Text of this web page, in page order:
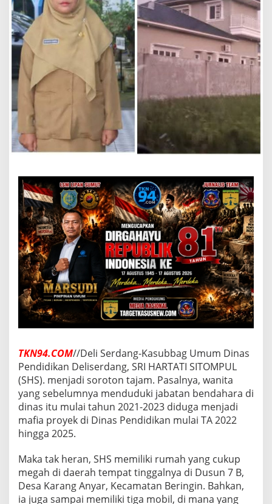
D
I
K
A
N
D
S
F
A
T
A
T
S
O
R
O
T
A
N
P
U
B
L
I
K
J
A
M
D
I
D
I
A
P
E
N
TKN94.COM//Deli Serdang-Kasubbag Umum Dinas
Pendidikan Deliserdang, SRI HARTATI SITOMPUL
(SHS). menjadi soroton tajam. Pasalnya, wanita
yang sebelumnya menduduki jabatan bendahara di
dinas itu mulai tahun 2021-2023 diduga menjadi
mafia proyek di Dinas Pendidikan mulai TA 2022
hingga 2025.
Maka tak heran, SHS memiliki rumah yang cukup
megah di daerah tempat tinggalnya di Dusun 7 B,
Desa Karang Anyar, Kecamatan Beringin. Bahkan,
ia juga sampai memiliki tiga mobil, di mana yang